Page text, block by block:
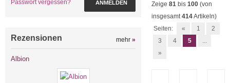
Zeige 81 bis 100 (von
insgesamt414Artikeln)
Seiten:
« 1
2
3
4 5
...
»
Passwort vergessen? ANMELDEN
Rezensionen mehr »
Albion